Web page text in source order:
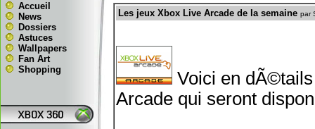
Accueil
News
Dossiers
Astuces
Wallpapers
Fan Art
Shopping
Les jeux Xbox Live Arcade de la semaine par
Voici en
Arcade qui seront